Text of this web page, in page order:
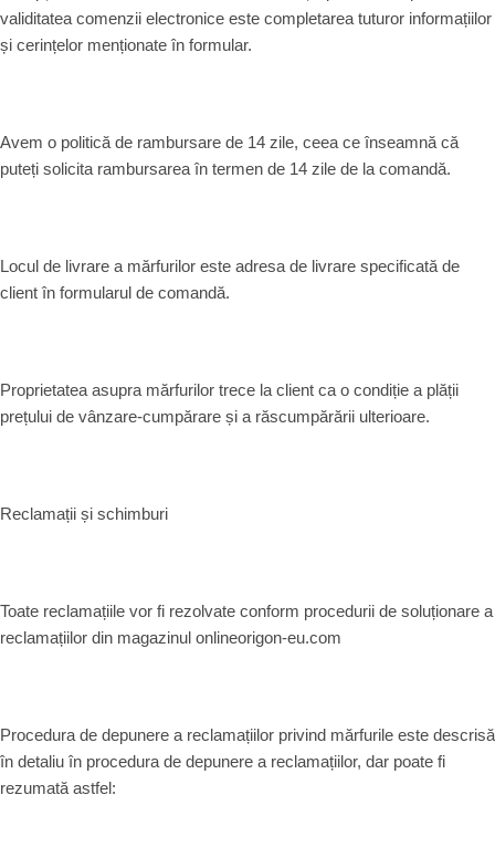
validitatea comenzii electronice este completarea tuturor informațiilor
și cerințelor menționate în formular.
Avem o politică de rambursare de 14 zile, ceea ce înseamnă că
puteți solicita rambursarea în termen de 14 zile de la comandă.
Locul de livrare a mărfurilor este adresa de livrare specificată de
client în formularul de comandă.
Proprietatea asupra mărfurilor trece la client ca o condiție a plății
prețului de vânzare-cumpărare și a răscumpărării ulterioare.
Reclamații și schimburi
Toate reclamațiile vor fi rezolvate conform procedurii de soluționare a
reclamațiilor din magazinul onlineorigon-eu.com
Procedura de depunere a reclamațiilor privind mărfurile este descrisă
în detaliu în procedura de depunere a reclamațiilor, dar poate fi
rezumată astfel: